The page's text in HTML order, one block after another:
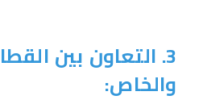
3. التعاون بين
والخاص: